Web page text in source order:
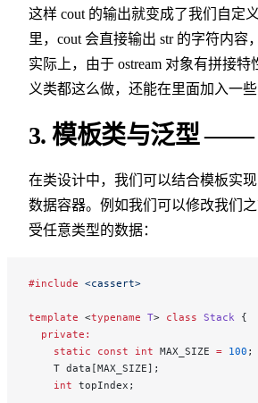
这样 cout 的输出就变成了我们自定
里，cout 会直接输出 str 的字符内容
实际上，由于 ostream 对象有拼接
义类都这么做，还能在里面加入一
3. 模板类与泛型 ——
在类设计中，我们可以结合模板实
数据容器。例如我们可以修改我们
受任意类型的数据：
#include <cassert>
template <typename T> class Stack {
  private:
    static
const int MAX_SIZE = 100 ;
    T data[MAX_SIZE];
    int
topIndex;